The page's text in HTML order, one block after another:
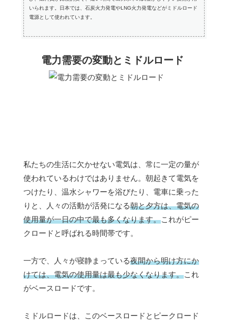
いられます。日本では、石炭火力発電やLNG火力発電などがミドルロード
電源として使われています。
電力需要の変動とミドルロード
私たちの生活に欠かせない電気は、常に一定の量が
使われているわけではありません。朝起きて電気を
つけたり、温水シャワーを浴びたり、電車に乗った
りと、人々の活動が活発になる朝と夕方は、電気の
使用量が一日の中で最も多くなります。これがピー
クロードと呼ばれる時間帯です。
一方で、人々が寝静まっている夜間から明け方にか
けては、電気の使用量は最も少なくなります。これ
がベースロードです。
ミドルロードは、このベースロードとピークロード